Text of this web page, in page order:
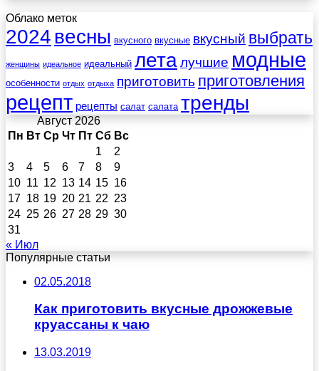
Облако меток
2024 весны вкусного вкусные вкусный выбрать
женщины идеальное идеальный леталучшие модные
особенности отдых отдыха приготовить приготовления
рецепт рецепты салат салата тренды
Август 2026
Пн Вт Ср Чт Пт Сб Вс
1
2
3
4 5 6 7 8
9
10 11 12 13 14 15 16
17 18 19 20 21 22 23
24 25 26 27 28 29 30
31
« Июл
Популярные статьи
02.05.2018
Как приготовить вкусные дрожжевые
круассаны к чаю
13.03.2019